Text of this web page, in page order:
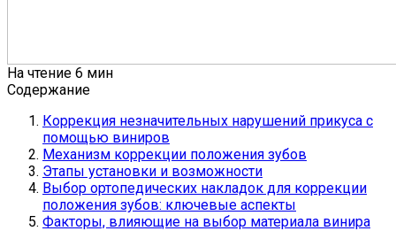
На чтение 6 мин
Содержание
Коррекция незначительных нарушений прикуса с
помощью виниров
Механизм коррекции положения зубов
Этапы установки и возможности
Выбор ортопедических накладок для коррекции
положения зубов: ключевые аспекты
Факторы, влияющие на выбор материала винира